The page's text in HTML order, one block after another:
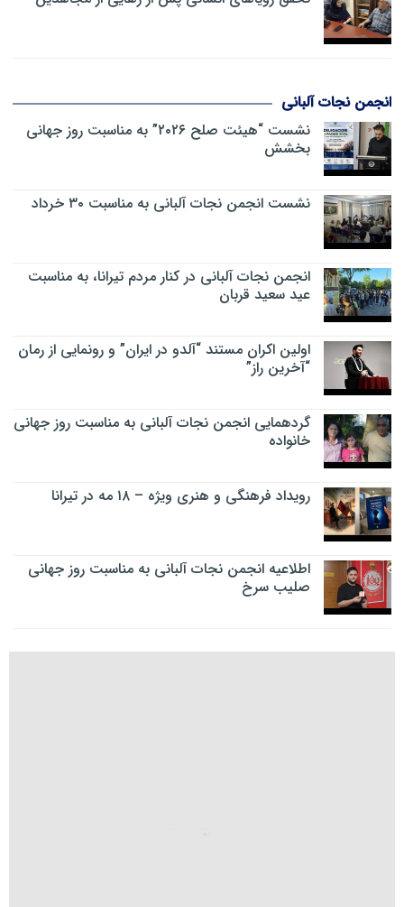
انجمن نجات آلبانی
نشست “هیئت صلح ۲۰۲۶” به مناسبت روز جهانی
بخشش
نشست انجمن نجات آلبانی به مناسبت ۳۰ خرداد
انجمن نجات آلبانی در کنار مردم تیرانا، به مناسبت
عید سعید قربان
اولین اکران مستند “آلدو در ایران” و رونمایی از رمان
“آخرین راز”
گردهمایی انجمن نجات آلبانی به مناسبت روز جهانی
خانواده
رویداد فرهنگی و هنری ویژه – ۱۸ مه در تیرانا
اطلاعیه انجمن نجات آلبانی به مناسبت روز جهانی
صلیب سرخ